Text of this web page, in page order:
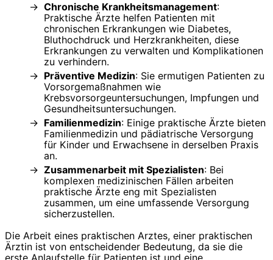
Chronische Krankheitsmanagement:
Praktische Ärzte helfen Patienten mit
chronischen Erkrankungen wie Diabetes,
Bluthochdruck und Herzkrankheiten, diese
Erkrankungen zu verwalten und Komplikationen
zu verhindern.
Präventive Medizin: Sie ermutigen Patienten zu
Vorsorgemaßnahmen wie
Krebsvorsorgeuntersuchungen, Impfungen und
Gesundheitsuntersuchungen.
Familienmedizin: Einige praktische Ärzte bieten
Familienmedizin und pädiatrische Versorgung
für Kinder und Erwachsene in derselben Praxis
an.
Zusammenarbeit mit Spezialisten: Bei
komplexen medizinischen Fällen arbeiten
praktische Ärzte eng mit Spezialisten
zusammen, um eine umfassende Versorgung
sicherzustellen.
Die Arbeit eines praktischen Arztes, einer praktischen
Ärztin ist von entscheidender Bedeutung, da sie die